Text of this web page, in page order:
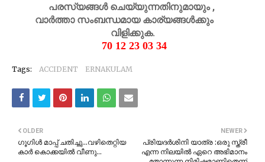
പരസ്യങ്ങൾ ചെയ്യുന്നതിനുമായും ,
വാർത്താ സംബന്ധമായ കാര്യങ്ങൾക്കും
വിളിക്കുക.
70 12 23 03 34
Tags: ACCIDENT ERNAKULAM
NEWER
പ്രിയദർശിനി യാത്ര :ഒരു സ്ത്രീ
എന്ന നിലയിൽ ഏറെ അഭിമാനം
OLDER
ഗൂഗിൾ മാപ്പ് ചതിച്ചു…വഴിതെറ്റിയ
കാർ കൊക്കയിൽ വീണു…